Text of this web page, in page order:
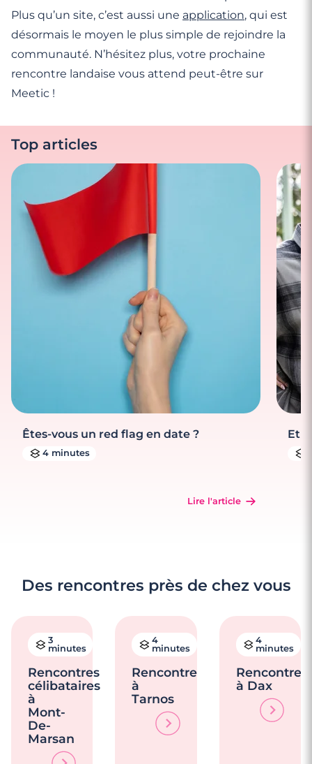
Plus qu’un site, c’est aussi une application, qui est
désormais le moyen le plus simple de rejoindre la
communauté. N’hésitez plus, votre prochaine
rencontre landaise vous attend peut-être sur
Meetic !
Top articles
Êtes-vous un red flag en date ?
4 minutes
Lire l'article
Et
Des rencontres près de chez vous
3
minutes
Rencontres
célibataires
à
Mont-
De-
Marsan
4
minutes
Rencontre
à
Tarnos
4
minutes
Rencontre
à Dax